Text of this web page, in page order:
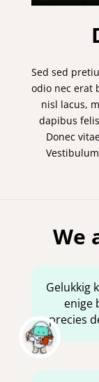
Sed sed
odio nec erat
nisl lacus,
dapibus
Donec
We
Gelukkig
enige
precies